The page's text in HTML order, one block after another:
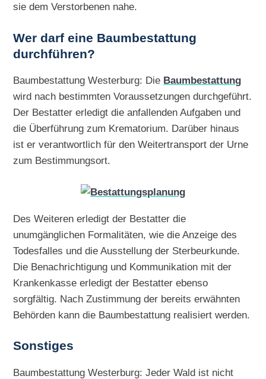
sie dem Verstorbenen nahe.
Wer darf eine Baumbestattung
durchführen?
Baumbestattung Westerburg: Die Baumbestattung
wird nach bestimmten Voraussetzungen durchgeführt.
Der Bestatter erledigt die anfallenden Aufgaben und
die Überführung zum Krematorium. Darüber hinaus
ist er verantwortlich für den Weitertransport der Urne
zum Bestimmungsort.
Des Weiteren erledigt der Bestatter die
unumgänglichen Formalitäten, wie die Anzeige des
Todesfalles und die Ausstellung der Sterbeurkunde.
Die Benachrichtigung und Kommunikation mit der
Krankenkasse erledigt der Bestatter ebenso
sorgfältig. Nach Zustimmung der bereits erwähnten
Behörden kann die Baumbestattung realisiert werden.
Sonstiges
Baumbestattung Westerburg: Jeder Wald ist nicht